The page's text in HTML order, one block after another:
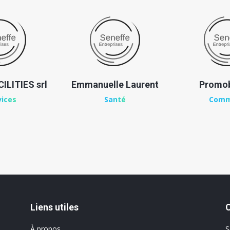
srl Emmanuelle Laurent
Santé
Liens utiles